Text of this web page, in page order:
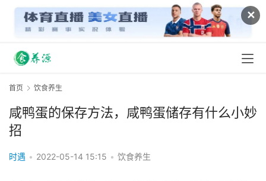
✕
首页 饮食养生
咸鸭蛋的保存方法，咸鸭蛋储存有什么小妙
招
时遇 • 2022-05-14 15:15 • 饮食养生